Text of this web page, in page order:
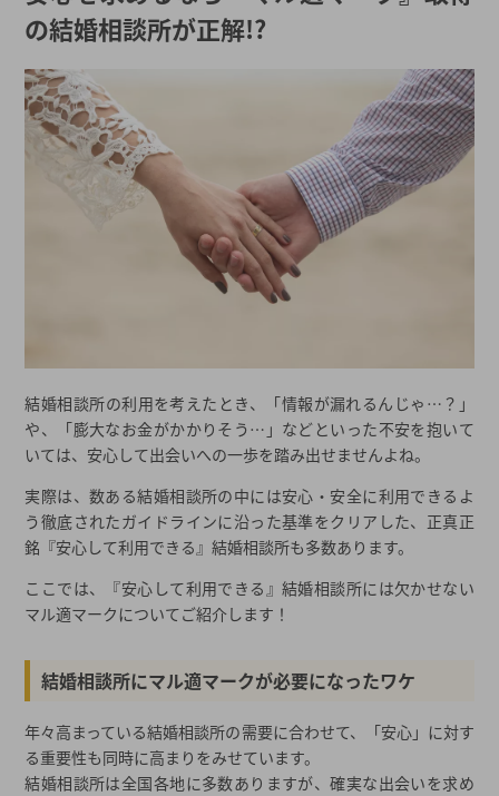
の結婚相談所が正解!?
結婚相談所の利用を考えたとき、「情報が漏れるんじゃ…？」
や、「膨大なお金がかかりそう…」などといった不安を抱いて
いては、安心して出会いへの一歩を踏み出せませんよね。
実際は、数ある結婚相談所の中には安心・安全に利用できるよ
う徹底されたガイドラインに沿った基準をクリアした、正真正
銘『安心して利用できる』結婚相談所も多数あります。
ここでは、『安心して利用できる』結婚相談所には欠かせない
マル適マークについてご紹介します！
結婚相談所にマル適マークが必要になったワケ
年々高まっている結婚相談所の需要に合わせて、「安心」に対す
る重要性も同時に高まりをみせています。
結婚相談所は全国各地に多数ありますが、確実な出会いを求め